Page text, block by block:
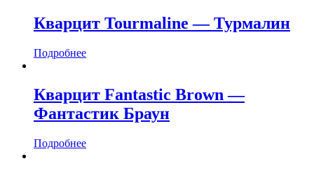
Кварцит Tourmaline — Турмалин
Подробнее
Кварцит Fantastic Brown —
Фантастик Браун
Подробнее